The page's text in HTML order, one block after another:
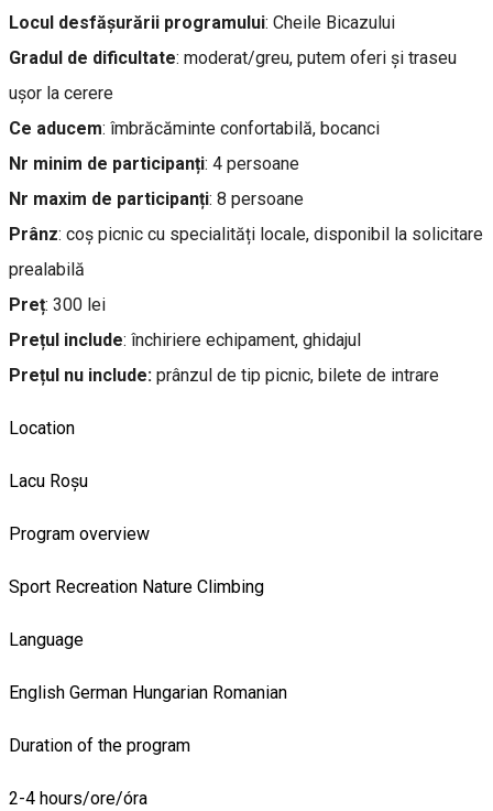
Locul desfășurării programului: Cheile Bicazului
Gradul de dificultate: moderat/greu, putem oferi și traseu
ușor la cerere
Ce aducem: îmbrăcăminte confortabilă, bocanci
Nr minim de participanți: 4 persoane
Nr maxim de participanți: 8 persoane
Prânz: coș picnic cu specialități locale, disponibil la solicitare
prealabilă
Preț: 300 lei
Prețul include: închiriere echipament, ghidajul
Prețul nu include: prânzul de tip picnic, bilete de intrare
Location
Lacu Roșu
Program overview
Sport Recreation Nature Climbing
Language
English German Hungarian Romanian
Duration of the program
2-4 hours/ore/óra